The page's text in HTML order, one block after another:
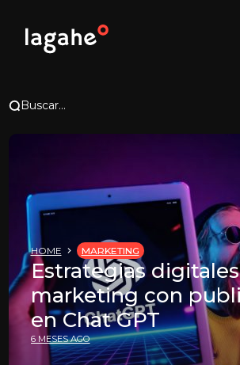
Buscar...
HOME MARKETING
Estrategias
marketing con
en Chat GPT
6 MESES AGO